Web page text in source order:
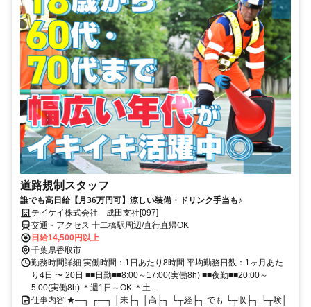
道路規制スタッフ
誰でも高日給【月36万円可】涼しい装備・ドリンク手当も♪
テイケイ株式会社 成田支社[097]
交通・アクセス 十二橋駅周辺/直行直帰OK
日給14,500円以上
千葉県香取市
勤務時間詳細 実働時間：1日あたり8時間 平均勤務日数：1ヶ月あた
り4日 〜 20日 ■■日勤■■8:00～17:00(実働8h) ■■夜勤■■20:00～
5:00(実働8h) ＊週1日～OK ＊土...
仕事内容 ★―┐ ┌―┐ │未├┐ │高├┐ └┬経├┐ でも └┬収├┐ └┬験│